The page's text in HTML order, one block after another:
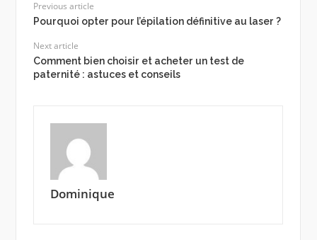
Previous article
Pourquoi opter pour l’épilation définitive au laser ?
Next article
Comment bien choisir et acheter un test de
paternité : astuces et conseils
Dominique